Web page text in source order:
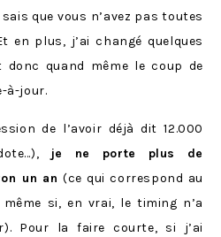
que vous n’avez pas toutes
en plus, j’ai changé quelques
quand même le coup de
à-jour.
de l’avoir déjà dit 12.000
je ne porte plus de
un an (ce qui correspond au
si, en vrai, le timing n’a
Pour la faire courte, si j’ai